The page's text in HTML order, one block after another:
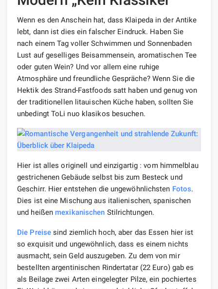
Wenn es den Anschein hat, dass Klaipeda in der Antike
lebt, dann ist dies ein falscher Eindruck. Haben Sie
nach einem Tag voller Schwimmen und Sonnenbaden
Lust auf geselliges Beisammensein, aromatischen Tee
oder guten Wein? Und vor allem eine ruhige
Atmosphäre und freundliche Gespräche? Wenn Sie die
Hektik des Strand-Fastfoods satt haben und genug von
der traditionellen litauischen Küche haben, sollten Sie
unbedingt ToLi nuo klasikos besuchen.
Hier ist alles originell und einzigartig : vom himmelblau
gestrichenen Gebäude selbst bis zum Besteck und
Geschirr. Hier entstehen die ungewöhnlichsten Fotos.
Dies ist eine Mischung aus italienischen, spanischen
und heißen mexikanischen Stilrichtungen.
Die Preise sind ziemlich hoch, aber das Essen hier ist
so exquisit und ungewöhnlich, dass es einem nichts
ausmacht, sein Geld auszugeben. Zu dem von mir
bestellten argentinischen Rindertatar (22 Euro) gab es
als Beilage zwei Arten eingelegter Pilze, ein pochiertes